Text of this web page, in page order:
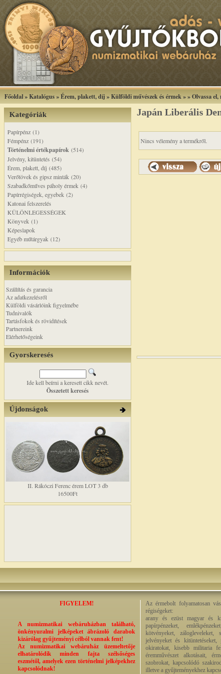
Főoldal»Katalógus»Érem, plakett, díj »Külföldi művészek és érmek»»Olvassa
Kategóriák
Papírpénz (1)
Fémpénz (191)
Történelmi értékpapírok (514)
Jelvény, kitüntetés (54)
Érem, plakett, díj (485)
Verőtövek és gipsz minták (20)
Szabadkőműves páholy érmek (4)
Papírrégiségek, egyebek (2)
Katonai felszerelés
KÜLÖNLEGESSÉGEK
Könyvek (1)
Képeslapok
Egyéb műtárgyak (12)
Információk
Szállítás és garancia
Az adatkezelésről
Külföldi vásárlóink figyelmébe
Tudnivalók
Tartásfokok és rövidítések
Partnereink
Elérhetőségeink
Gyorskeresés
Ide kell beírni a keresett cikk nevét.
Összetett keresés
Újdonságok
II. Rákóczi Ferenc érem LOT 3 db
16500Ft
Japán Liberális
Nincs vélemény a termékről.
FIGYELEM!
A numizmatikai webáruházban található,
önkényuralmi jelképeket ábrázoló darabok
kizárólag gyűjteményi célból vannak fent!
Az numizmatikai webáruház üzemeltetője
elhatárolódik minden fajta szélsőséges
eszmétől, amelyek ezen történelmi jelképekhez
kapcsolódnak!
Az érmebolt folyamatosan
régiségeket:
arany és ezüst magyar és
papírpénzeket,
kötvényeket,
jelvényeket és kitüntetéseket,
okiratokat, kisebb militaria
éremművészet alkotásait,
szobrokat, kapcsolódó
illetve a gyűjteményekhez